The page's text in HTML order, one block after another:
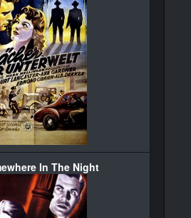
In The Night